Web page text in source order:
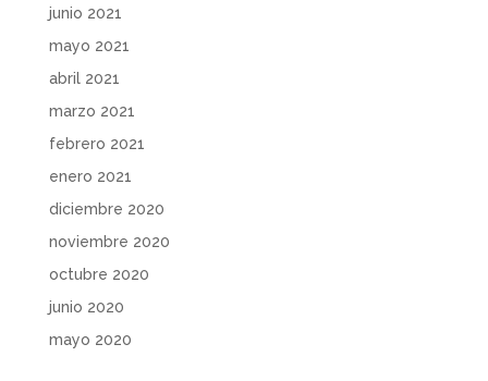
junio 2021
mayo 2021
abril 2021
marzo 2021
febrero 2021
enero 2021
diciembre 2020
noviembre 2020
octubre 2020
junio 2020
mayo 2020